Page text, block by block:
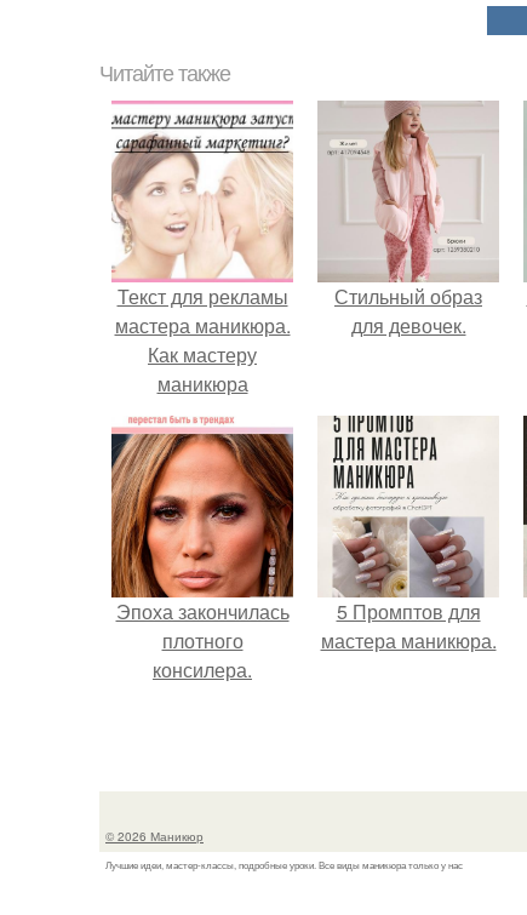
Читайте также
Текст для рекламы
мастера маникюра.
Как мастеру
маникюра
запустить
сарафанный
маркетинг?
Стильный образ
для девочек.
Эпоха закончилась
плотного
консилера.
5 Промптов для
мастера маникюра.
© 2026 Маникюр
Лучшие идеи, мастер-классы, подробные уроки. Все виды маникюра только у нас